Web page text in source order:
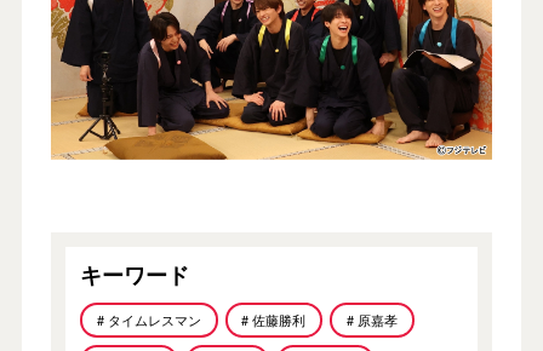
キーワード
# タイムレスマン # 佐藤勝利 # 原嘉孝